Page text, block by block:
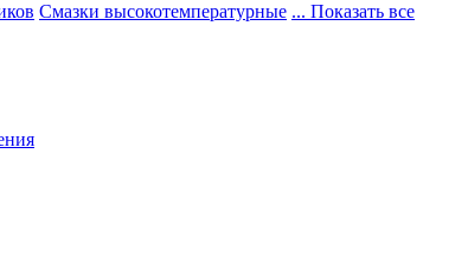
Смазки высокотемпературные ... Показать все